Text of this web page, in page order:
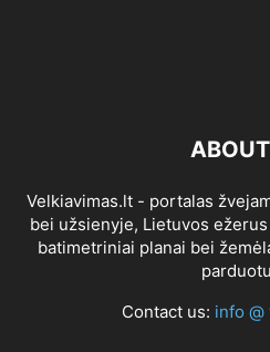
Velkiavimas.lt - portalas
bei užsienyje, Lietuvos
batimetriniai planai bei
Contact us: info